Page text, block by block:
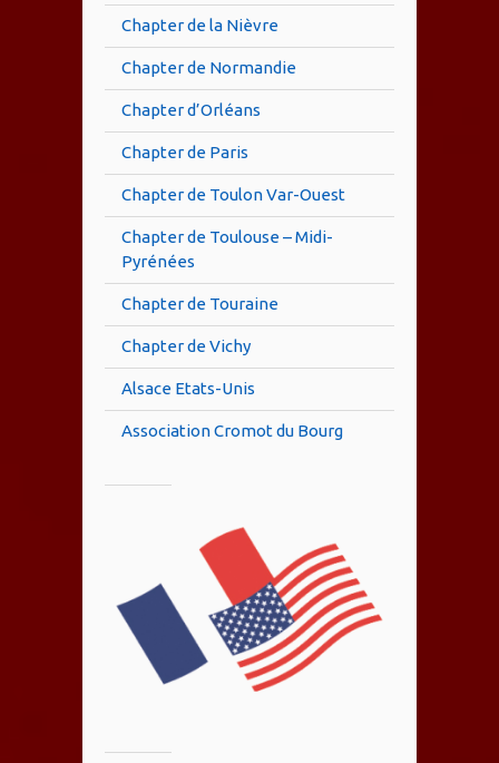
Chapter de la Nièvre
Chapter de Normandie
Chapter d’Orléans
Chapter de Paris
Chapter de Toulon Var-Ouest
Chapter de Toulouse – Midi-
Pyrénées
Chapter de Touraine
Chapter de Vichy
Alsace Etats-Unis
Association Cromot du Bourg